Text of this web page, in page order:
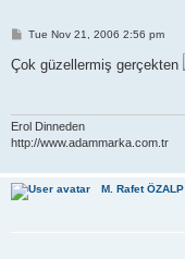
P
s
t
Tue Nov 21, 2006 2:56 pm
Çok güzellermiş gerçekten
Erol Dinneden
http://www.adammarka.com.tr
M. Rafet ÖZALP